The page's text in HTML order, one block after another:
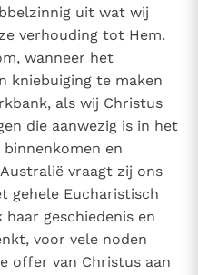
uit wat wij
verhouding tot Hem.
wanneer het
kniebuiging te maken
als wij Christus
die aanwezig is in het
en
vraagt zij ons
gehele Eucharistisch
haar geschiedenis en
voor vele noden
offer van Christus aan